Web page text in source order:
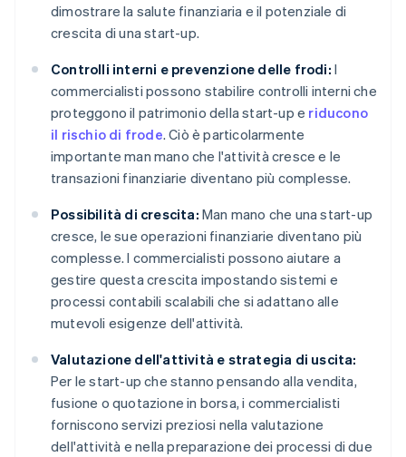
dimostrare la salute finanziaria e il potenziale di
crescita di una start-up.
Controlli interni e prevenzione delle frodi: I
commercialisti possono stabilire controlli interni che
proteggono il patrimonio della start-up e riducono
il rischio di frode. Ciò è particolarmente
importante man mano che l'attività cresce e le
transazioni finanziarie diventano più complesse.
Possibilità di crescita: Man mano che una start-up
cresce, le sue operazioni finanziarie diventano più
complesse. I commercialisti possono aiutare a
gestire questa crescita impostando sistemi e
processi contabili scalabili che si adattano alle
mutevoli esigenze dell'attività.
Valutazione dell'attività e strategia di uscita:
Per le start-up che stanno pensando alla vendita,
fusione o quotazione in borsa, i commercialisti
forniscono servizi preziosi nella valutazione
dell'attività e nella preparazione dei processi di due